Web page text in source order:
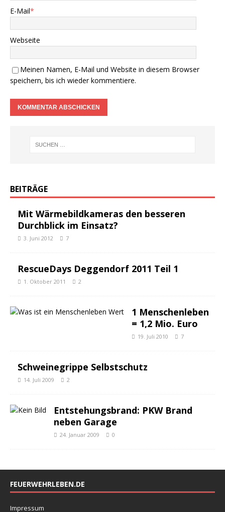
E-Mail*
Webseite
Meinen Namen, E-Mail und Website in diesem Browser
speichern, bis ich wieder kommentiere.
BEITRÄGE
Mit Wärmebildkameras den besseren
Durchblick im Einsatz?
3. Juni 2012 7
RescueDays Deggendorf 2011 Teil 1
1. Oktober 2011 2
1 Menschenleben
= 1,2 Mio. Euro
19. Juli 2010 7
Schweinegrippe Selbstschutz
14. Juli 2009 2
Entstehungsbrand: PKW Brand
neben Garage
24. Januar 2009 0
FEUERWEHRLEBEN.DE
Impressum